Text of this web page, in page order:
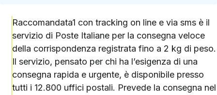
Raccomandata1 con tracking on line e via sms è il
servizio di Poste Italiane per la consegna veloce
della corrispondenza registrata fino a 2 kg di peso.
Il servizio, pensato per chi ha l’esigenza di una
consegna rapida e urgente, è disponibile presso
tutti i 12.800 uffici postali. Prevede la consegna nel